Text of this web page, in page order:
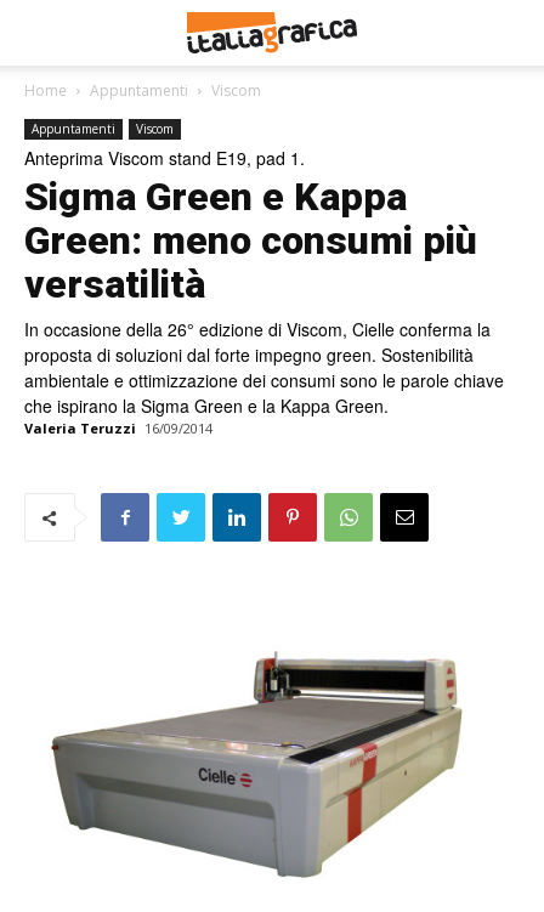
Home Appuntamenti Viscom
Appuntamenti Viscom
Anteprima Viscom stand E19, pad 1.
Sigma Green e Kappa
Green: meno consumi più
versatilità
In occasione della 26° edizione di Viscom, Cielle conferma la
proposta di soluzioni dal forte impegno green. Sostenibilità
ambientale e ottimizzazione dei consumi sono le parole chiave
che ispirano la Sigma Green e la Kappa Green.
Valeria Teruzzi 16/09/2014